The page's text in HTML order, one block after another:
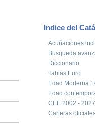
Indice del
Acuñaciones
Busqueda
Diccionario
Tablas Euro
Edad Moderna
Edad
CEE 2002 - 2027
Carteras oficiales